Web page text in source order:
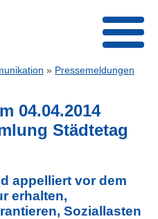
» Pressemeldungen
04.04.2014
Städtetag
appelliert vor dem
erhalten,
Soziallasten